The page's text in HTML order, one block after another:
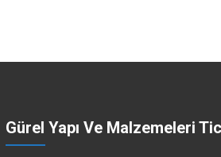
Gürel Yapı Ve Malzemeleri